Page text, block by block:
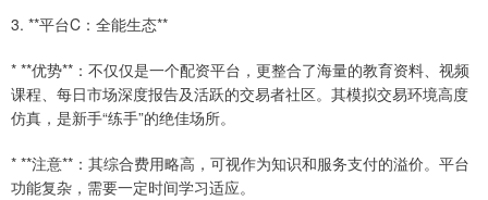
3. **平台C：全能生态**
* **优势**：不仅仅是一个配资平台，更整合了海量的教育资料、视频
课程、每日市场深度报告及活跃的交易者社区。其模拟交易环境高度
仿真，是新手“练手”的绝佳场所。
* **注意**：其综合费用略高，可视作为知识和服务支付的溢价。平台
功能复杂，需要一定时间学习适应。